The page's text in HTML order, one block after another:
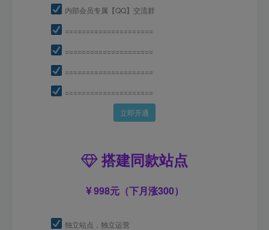
内部会员专属【QQ】交流群
=====================
=====================
=====================
=====================
立即开通
搭建同款站点
998元（下月涨300）
独立站点，独立运营